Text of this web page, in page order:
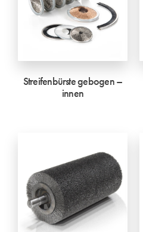
Streifenbürste gebogen –
innen